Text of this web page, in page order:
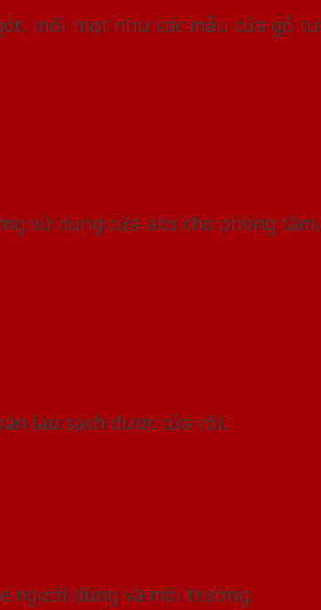
mối mọt như các mẫu cửa gỗ tự
sử dụng cửa abs cho phòng tắm,
lau sạch được cửa rồi.
người dùng và môi trường.